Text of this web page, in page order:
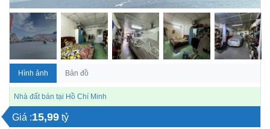
Hình ảnh Bản đồ
Nhà đất bán tại Hồ Chí Minh
Giá :15,99 tỷ